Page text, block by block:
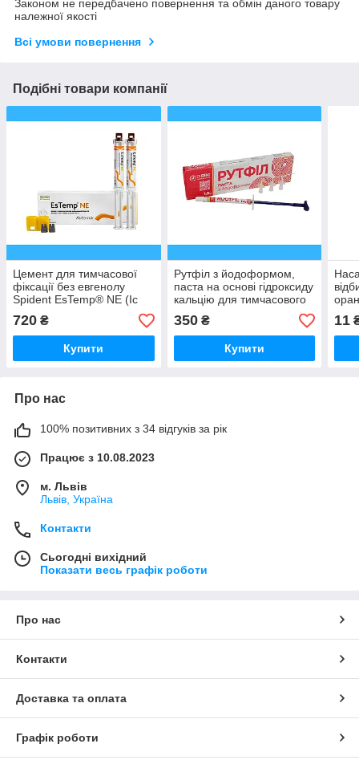
Законом не передбачено повернення та обмін даного товару
належної якості
Всі умови повернення
Подібні товари компанії
Цемент для тимчасової
фіксації без евгенолу
Spident EsTemp® NE (Іс
Темп НЄ), 1шпр 10г
720 ₴
Купити
Рутфіл з йодоформом,
паста на основі гідроксиду
кальцію для тимчасового
пломбування кор.каналів,
1,8г Dident
350₴
Купити
11
Про нас
100% позитивних з 34 відгуків за рік
Працює з 10.08.2023
м. Львів
Львів, Україна
Контакти
Сьогодні вихідний
Показати весь графік роботи
Про нас
Контакти
Доставка та оплата
Графік роботи